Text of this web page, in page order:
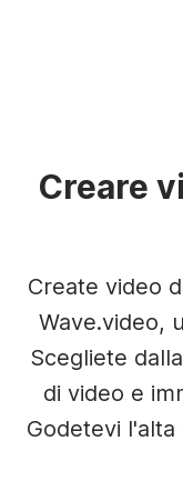
Creare
Create video
Wave.video,
Scegliete
di video e
Godetevi